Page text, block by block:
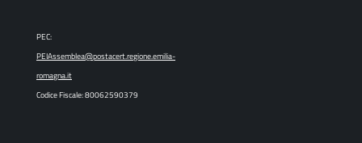
PEC:
PEIAssemblea@postacert.regione.emilia-
romagna.it
Codice Fiscale: 80062590379